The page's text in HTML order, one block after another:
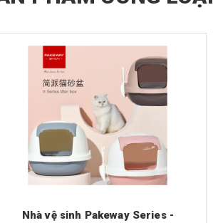
Nhà vệ sinh Pakeway Series -